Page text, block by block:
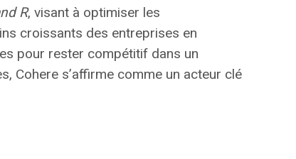
R, visant à optimiser les
croissants des entreprises en
pour rester compétitif dans un
Cohere s’affirme comme un acteur clé